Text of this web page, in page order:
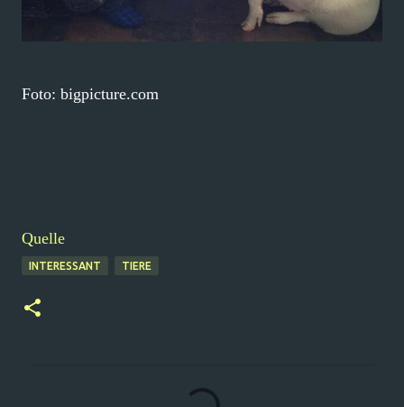
Foto: bigpicture.com
Quelle
INTERESSANT TIERE